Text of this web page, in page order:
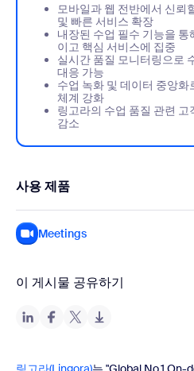
모바일과 웹 전반에서 신뢰
및 빠른 서비스 확장
내장된 수업 필수 기능을
이고 핵심 서비스에 집중
실시간 품질 모니터링으로
대응 가능
수업 녹화 및 데이터 중앙
체계 강화
링고라의 수업 품질 관련
감소
사용 제품
Meetings
이 게시물 공유하기